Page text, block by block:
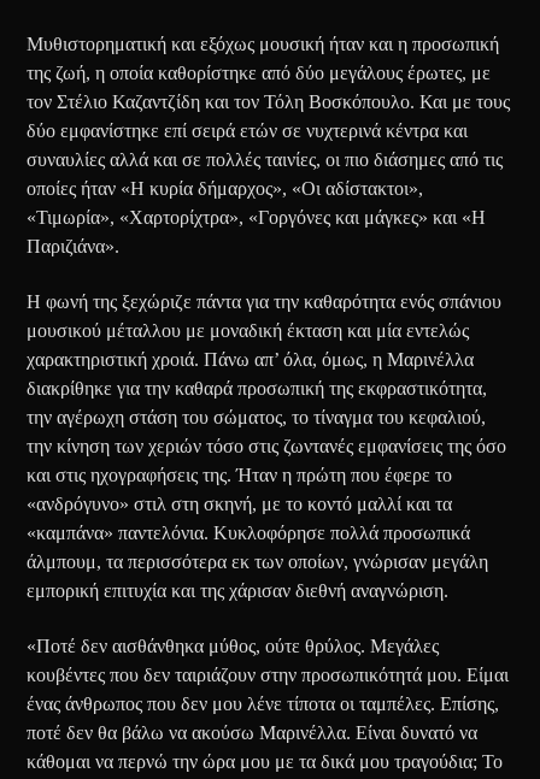
Μυθιστορηματική και εξόχως μουσική ήταν και η προσωπική
της ζωή, η οποία καθορίστηκε από δύο μεγάλους έρωτες, με
τον Στέλιο Καζαντζίδη και τον Τόλη Βοσκόπουλο. Και με τους
δύο εμφανίστηκε επί σειρά ετών σε νυχτερινά κέντρα και
συναυλίες αλλά και σε πολλές ταινίες, οι πιο διάσημες από τις
οποίες ήταν «Η κυρία δήμαρχος», «Οι αδίστακτοι»,
«Τιμωρία», «Χαρτορίχτρα», «Γοργόνες και μάγκες» και «Η
Παριζιάνα».
Η φωνή της ξεχώριζε πάντα για την καθαρότητα ενός σπάνιου
μουσικού μέταλλου με μοναδική έκταση και μία εντελώς
χαρακτηριστική χροιά. Πάνω απ’ όλα, όμως, η Μαρινέλλα
διακρίθηκε για την καθαρά προσωπική της εκφραστικότητα,
την αγέρωχη στάση του σώματος, το τίναγμα του κεφαλιού,
την κίνηση των χεριών τόσο στις ζωντανές εμφανίσεις της όσο
και στις ηχογραφήσεις της. Ήταν η πρώτη που έφερε το
«ανδρόγυνο» στιλ στη σκηνή, με το κοντό μαλλί και τα
«καμπάνα» παντελόνια. Κυκλοφόρησε πολλά προσωπικά
άλμπουμ, τα περισσότερα εκ των οποίων, γνώρισαν μεγάλη
εμπορική επιτυχία και της χάρισαν διεθνή αναγνώριση.
«Ποτέ δεν αισθάνθηκα μύθος, ούτε θρύλος. Μεγάλες
κουβέντες που δεν ταιριάζουν στην προσωπικότητά μου. Είμαι
ένας άνθρωπος που δεν μου λένε τίποτα οι ταμπέλες. Επίσης,
ποτέ δεν θα βάλω να ακούσω Μαρινέλλα. Είναι δυνατό να
κάθομαι να περνώ την ώρα μου με τα δικά μου τραγούδια; Το